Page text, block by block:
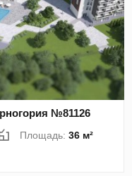
№81126
Площадь:36 м²